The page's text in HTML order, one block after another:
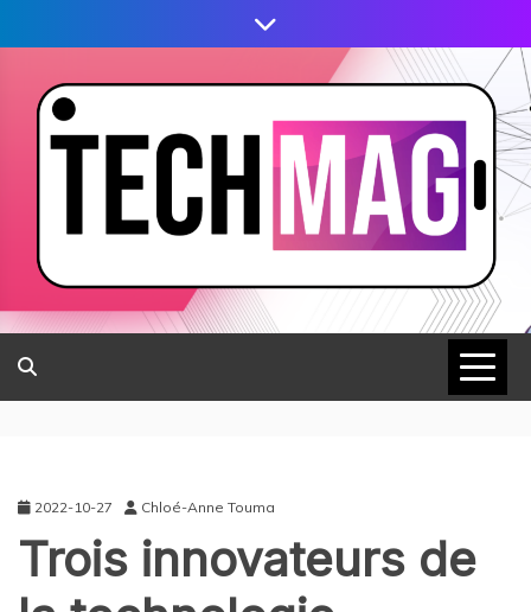
2022-10-27 Chloé-Anne Touma
Trois innovateurs de